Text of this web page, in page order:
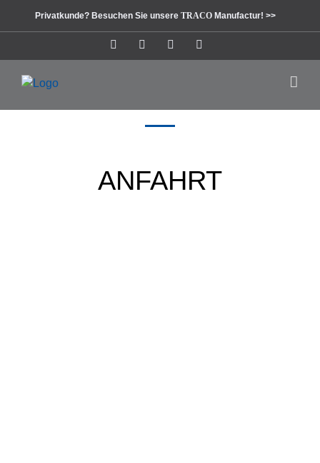
Privatkunde? Besuchen Sie unsere TRACO Manufactur! >>
InstagramFacebookPinterest
ANFAHRT